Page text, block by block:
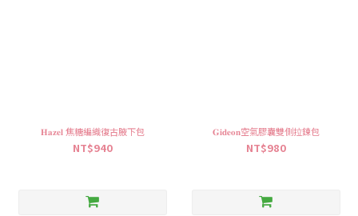
𝐇𝐚𝐳𝐞𝐥 焦糖編織復古腋下包
NT$940
𝐆𝐢𝐝𝐞𝐨𝐧空氣膠囊雙側拉鍊包
NT$980